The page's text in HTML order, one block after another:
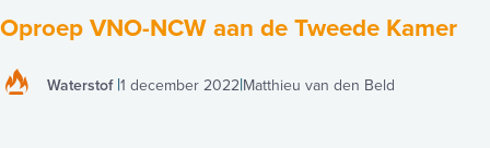
Oproep VNO-NCW aan de Tweede Kamer
Waterstof 1 december 2022 Matthieu van den Beld